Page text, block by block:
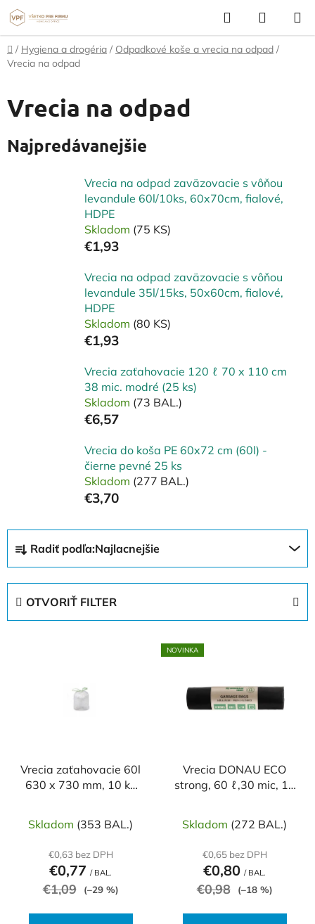
Prejsť
na
obsah
Hľadať
KOŠÍK
Domov
/ Hygiena a drogéria / Odpadkové koše a vrecia na odpad /
Vrecia na odpad
Vrecia na odpad
Najpredávanejšie
Vrecia na odpad zaväzovacie s vôňou
levandule 60l/10ks, 60x70cm, fialové,
HDPE
Skladom (75 KS)
€1,93
Vrecia na odpad zaväzovacie s vôňou
levandule 35l/15ks, 50x60cm, fialové,
HDPE
Skladom (80 KS)
€1,93
Vrecia zaťahovacie 120 ℓ 70 x 110 cm
38 mic. modré (25 ks)
Skladom (73 BAL.)
€6,57
Vrecia do koša PE 60x72 cm (60l) -
čierne pevné 25 ks
Skladom (277 BAL.)
€3,70
d
Radiť podľa:Najlacnejšie
OTVORIŤ FILTER
Vrecia zaťahovacie 60l
630 x 730 mm, 10 ks
Skladom (353 BAL.)
€0,63 bez DPH
€0,77 / BAL.
€1,09 (–29 %)
NOVINKA
Vrecia DONAU ECO
strong, 60 ℓ,30 mic, 10
Skladom (272 BAL.)
€0,65 bez DPH
€0,80 / BAL.
€0,98 (–18 %)